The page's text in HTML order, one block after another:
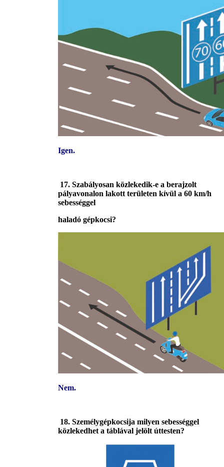
Igen.
17. Szabályosan közlekedik-e a berajzolt
pályavonalon lakott területen kívül a 60 km/h
sebességgel
haladó gépkocsi?
Nem.
18. Személygépkocsija milyen sebességgel
közlekedhet a táblával jelölt úttesten?